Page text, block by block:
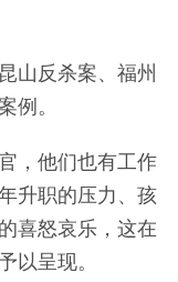
山反杀案、福州
例。
，他们也有工作
升职的压力、孩
喜怒哀乐，这在
以呈现。